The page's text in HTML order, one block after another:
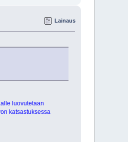
Lainaus
luovutetaan
katsastuksessa